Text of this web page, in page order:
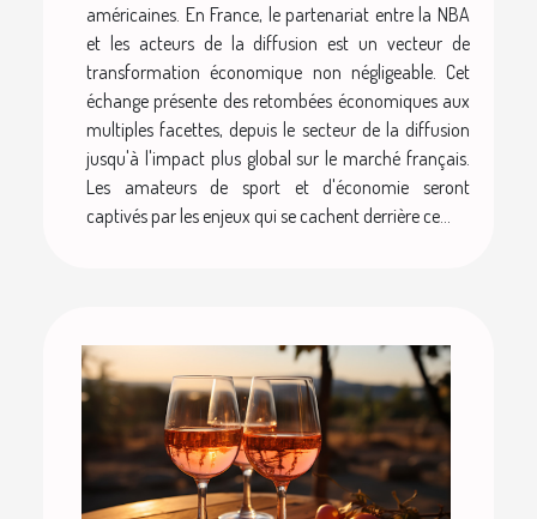
américaines. En France, le partenariat entre la NBA
et les acteurs de la diffusion est un vecteur de
transformation économique non négligeable. Cet
échange présente des retombées économiques aux
multiples facettes, depuis le secteur de la diffusion
jusqu'à l'impact plus global sur le marché français.
Les amateurs de sport et d'économie seront
captivés par les enjeux qui se cachent derrière ce...